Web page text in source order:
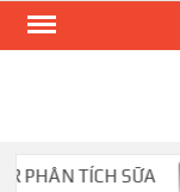
Skip
TÍCH SỮA